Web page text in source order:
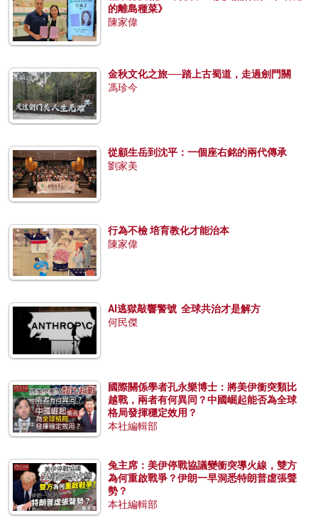
的離島種菜》
陳家偉
金秋文化之旅──踏上古蜀道，走過劍門關
馮珍今
從顧生岳到沈平：一個座右銘的兩代傳承
劉家美
行為不檢 培育教化才能治本
陳家偉
AI逃獄敲響警號 全球共治才是解方
何民傑
國際關係學者孔永樂博士：將美伊衝突類比
越戰，兩者有何異同？中國崛起能否為全球
格局發揮穩定效用？
本社編輯部
兔主席：美伊停戰協議變衝突導火線，雙方
為何重啟戰爭？伊朗一早洞悉特朗普虛張聲
勢？
本社編輯部